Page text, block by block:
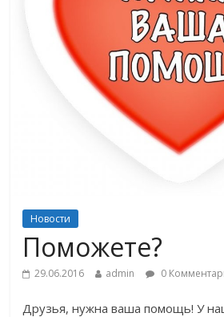
Новости
Поможете?
29.06.2016 admin 0
Друзья, нужна ваша помощь! У